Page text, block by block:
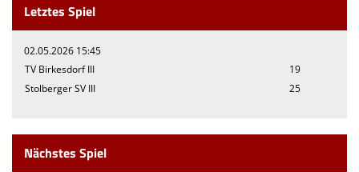
Letztes Spiel
02.05.2026 15:45
TV Birkesdorf III
19
Stolberger SV III
25
Nächstes Spiel